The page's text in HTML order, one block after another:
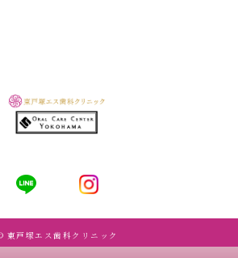
東戸塚エス歯科クリニック